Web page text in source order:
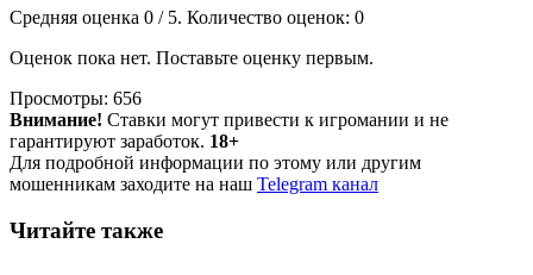
Средняя оценка 0 / 5. Количество оценок: 0
Оценок пока нет. Поставьте оценку первым.
Просмотры: 656
Внимание! Ставки могут привести к игромании и не
гарантируют заработок. 18+
Для подробной информации по этому или другим
мошенникам заходите на наш Telegram канал
Читайте также